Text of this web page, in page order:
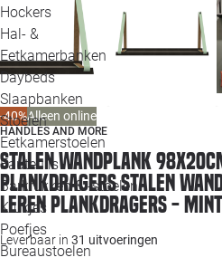
Hockers
Hal- &
Eetkamerbanken
Daybeds
Slaapbanken
Stoelen
Eetkamerstoelen
Fauteuils
Barkrukken & -stoelen
Krukjes
Poefjes
Bureaustoelen
-40%Alleen online
HANDLES AND MORE
Stalen wandplank
plankdragers Stalen
leren plankdragers - Mint
Leverbaar in 31 uitvoeringen